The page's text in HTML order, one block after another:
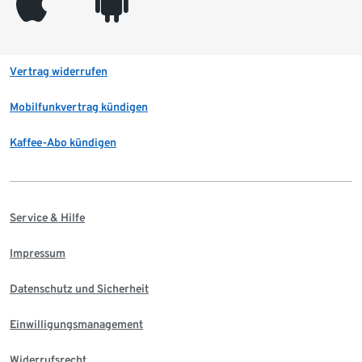
Vertrag widerrufen
Mobilfunkvertrag kündigen
Kaffee-Abo kündigen
Service & Hilfe
Impressum
Datenschutz und Sicherheit
Einwilligungsmanagement
Widerrufsrecht